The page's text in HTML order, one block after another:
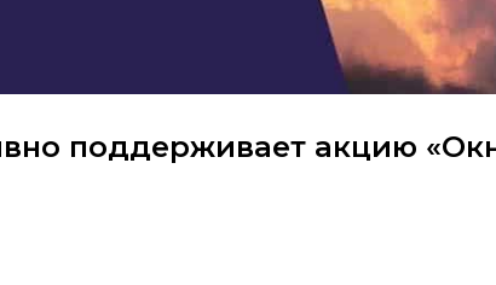
поддерживает акцию